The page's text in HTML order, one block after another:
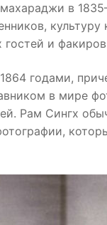
в
и
годами,
в мире
Рам Сингх